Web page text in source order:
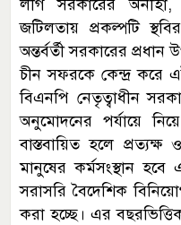
লীগ সরকারের
জটিলতায় প্রকল্পটি
অন্তর্বর্তী সরকারের
চীন সফরকে কেন্দ্র করে
বিএনপি নেতৃত্বাধীন
অনুমোদনের পর্যায়ে
বাস্তবায়িত হলে
মানুষের কর্মসংস্থান
সরাসরি বৈদেশিক
করা হচ্ছে। এর